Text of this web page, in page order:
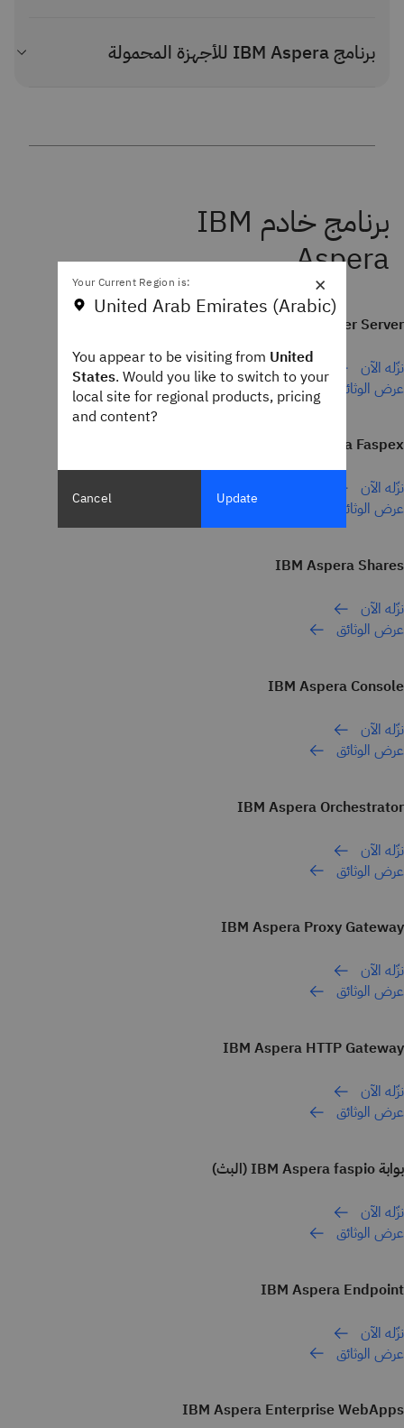
عرض الوثائق
برنامج IBM Aspera للأجهزة المحمولة
IBM Aspera High-Speed Transfer Server
نزّله الآن
عرض الوثائق
IBM Aspera Faspex
نزّله الآن
عرض الوثائق
IBM Aspera Shares
نزّله الآن
عرض الوثائق
IBM Aspera Console
نزّله الآن
عرض الوثائق
IBM Aspera Orchestrator
نزّله الآن
عرض الوثائق
IBM Aspera Proxy Gateway
نزّله الآن
عرض الوثائق
IBM Aspera HTTP Gateway
نزّله الآن
عرض الوثائق
بوابة IBM Aspera faspio (البث)
نزّله الآن
عرض الوثائق
IBM Aspera Endpoint
نزّله الآن
عرض الوثائق
IBM Aspera Enterprise WebApps
×
Your Current Region is:
United Arab Emirates (Arabic)
You appear to be visiting from United
States. Would you like to switch to your
local site for regional products, pricing
and content?
Cancel Update